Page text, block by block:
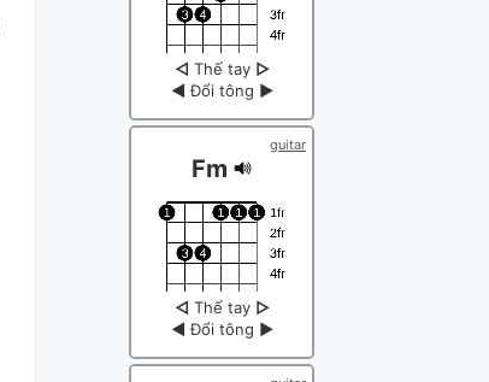
◁ Thế tay ▷
◀ Đổi tông ▶
guitar
Fm
◁ Thế tay ▷
◀ Đổi tông ▶